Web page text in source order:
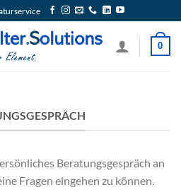
0
Beratungsgespräch an
Fragen eingehen zu können.